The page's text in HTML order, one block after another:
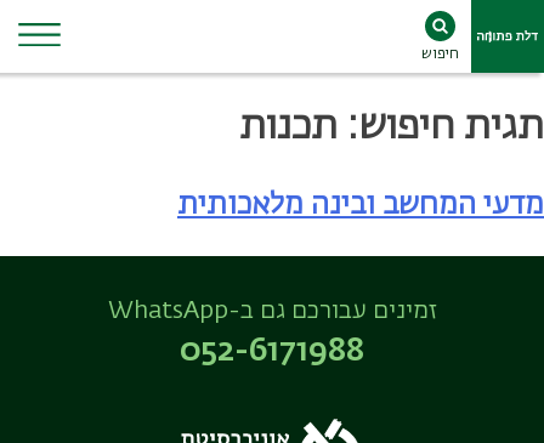
Skip
to
חיפוש
תגית חיפוש: תכנות
מדעי המחשב ובינה מלאכותית
זמינים עבורכם גם ב-WhatsApp
052-6171988